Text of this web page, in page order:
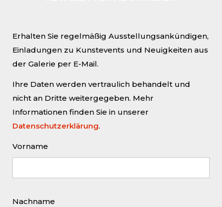
Rahmen das Monumentalbild
entstanden ist, handelt es sich
um den zweiten Teil eines
Ausstellungszykluses, der sich
ausschließlich an professionelle
Künstlerinnen wendet. Der
Kurator des Kunst­vereins Steyr,
Langzeitprojekt unter den Titel
jeweils zwei Künstle­rinnen in
Erhalten Sie regelmäßig Ausstellungsankündigen,
Einladungen zu Kunstevents und Neuigkeiten aus
der Galerie per E-Mail.
Ihre Daten werden vertraulich behandelt und
nicht an Dritte weitergegeben. Mehr
Informationen finden Sie in unserer
Datenschutzerklärung.
Vorname
Nachname